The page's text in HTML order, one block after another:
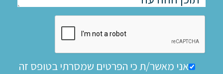
אני מאשר/ת כי הפרטים שמסרתי בטופס זה